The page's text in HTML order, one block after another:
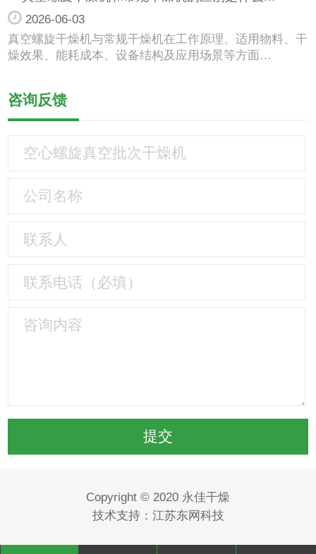
2026-06-03
真空螺旋干燥机与常规干燥机在工作原理、适用物料、干
燥效果、能耗成本、设备结构及应用场景等方面…
咨询反馈
Copyright © 2020 永佳干燥
技术支持：江苏东网科技